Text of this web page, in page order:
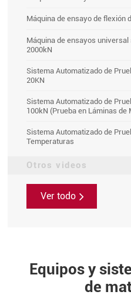
Máquina de ensayo de flexión
Máquina de ensayos
2000kN
Sistema Automatizado de
20KN
Sistema Automatizado de
100kN (Prueba en Láminas de
Sistema Automatizado de
Temperaturas
Otros videos
Ver todo
Equipos y
de